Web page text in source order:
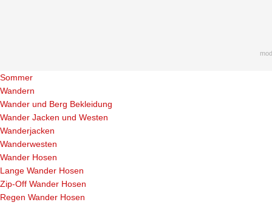
Sommer
Wandern
Wander und Berg Bekleidung
Wander Jacken und Westen
Wanderjacken
Wanderwesten
Wander Hosen
Lange Wander Hosen
Zip-Off Wander Hosen
Regen Wander Hosen